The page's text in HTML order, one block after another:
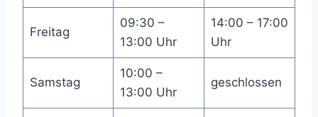
Freitag
09:30 –
13:00 Uhr
14:00 – 17:00
Uhr
Samstag
10:00 –
13:00 Uhr
geschlossen